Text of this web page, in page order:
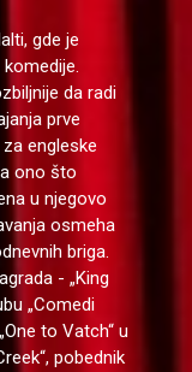
gde je
da radi
prve
engleske
ono što
u njegovo
osmeha
briga.
- „King
„Comedi
to Vatch“ u
pobednik